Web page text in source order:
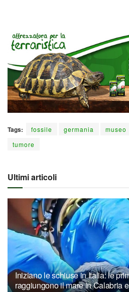
Tags: fossile germania museo
tumore
Ultimi articoli
Iniziano le schiuse in Italia: le
raggiungono il mare in Calabria